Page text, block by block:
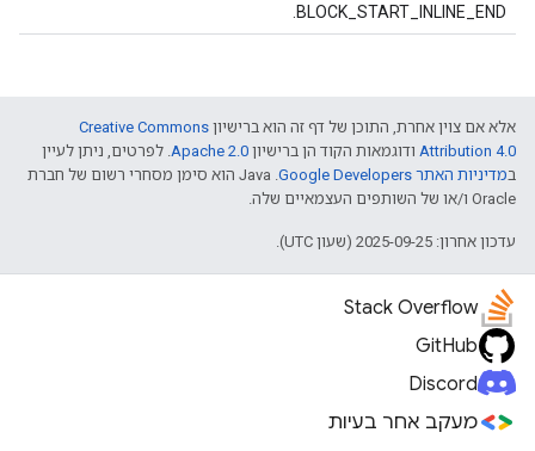
BLOCK_START_INLINE_END.
אלא אם צוין אחרת, התוכן של דף זה הוא ברישיון Creative Commons
Attribution 4.0 ודוגמאות הקוד הן ברישיון Apache 2.0. לפרטים, ניתן לעיין
במדיניות האתר Google Developers‏
.‏ Java הוא סימן מסחרי רשום של חברת
Oracle ו/או של השותפים העצמאיים שלה.
עדכון אחרון: 2025-09-25 (שעון UTC).
Stack Overflow
GitHub
Discord
מעקב אחר בעיות